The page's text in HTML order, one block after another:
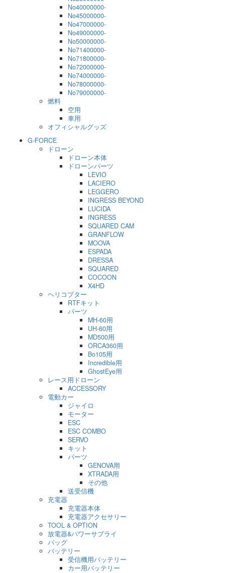
No40000000-
No45000000-
No47000000-
No49000000-
No50000000-
No71400000-
No71800000-
No72000000-
No74000000-
No78000000-
No79000000-
燃料
空用
車用
オフィシャルグッズ
G-FORCE
ドローン
ドローン本体
ドローンパーツ
LEVIO
LACIERO
LEGGERO
INGRESS BEYOND
LUCIDA
INGRESS
SQUARED CAM
GRANFLOW
MOOVA
ESPADA
DRESSA
SQUARED
COCOON
X4HD
ヘリコプター
RTFキット
パーツ
MH-60用
UH-60用
MD500用
ORCA360用
Bo105用
Incredible用
GhostEye用
レース用ドローン
ACCESSORY
電動カー
ジャイロ
モーター
ESC
ESC COMBO
SERVO
キット
パーツ
GENOVA用
XTRADA用
その他
送受信機
充電器
充電器本体
充電器アクセサリー
TOOL & OPTION
放電器&パワーサプライ
バッグ
バッテリー
受信機用バッテリー
カー用バッテリー